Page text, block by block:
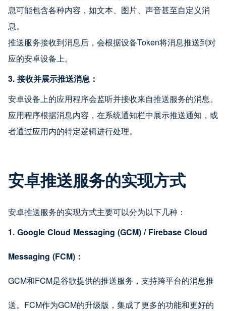
息可能包含各种内容，如文本、图片、声音甚至自定义消
息。
推送服务接收到消息后，会根据设备Token将消息推送到对
应的安卓设备上。
3. 接收并展示推送消息：
安卓设备上的应用程序会监听并接收来自推送服务的消息。
应用程序根据消息内容，在系统通知栏中展示推送通知，或
者通过应用内的特定逻辑进行处理。
安卓推送服务的实现方式
安卓推送服务的实现方式主要可以分为以下几种：
1. Google Cloud Messaging (GCM) / Firebase Cloud
Messaging (FCM)：
GCM和FCM是谷歌提供的推送服务，支持跨平台的消息推
送。FCM作为GCM的升级版，集成了更多的功能和更好的